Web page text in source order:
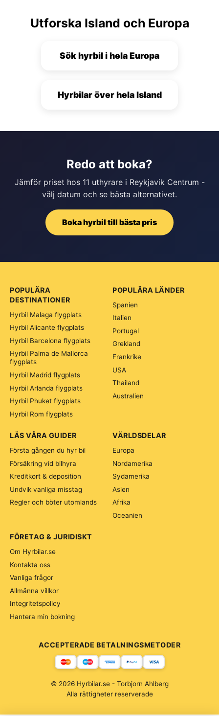
Utforska Island och Europa
Sök hyrbil i hela Europa
Hyrbilar över hela Island
Redo att boka?
Jämför priset hos 11 uthyrare i Reykjavik Centrum -
välj datum och se bästa alternativet.
Boka hyrbil till bästa pris
POPULÄRA
DESTINATIONER
Hyrbil Malaga flygplats
Hyrbil Alicante flygplats
Hyrbil Barcelona flygplats
Hyrbil Palma de Mallorca
flygplats
Hyrbil Madrid flygplats
Hyrbil Arlanda flygplats
Hyrbil Phuket flygplats
Hyrbil Rom flygplats
POPULÄRA LÄNDER
Spanien
Italien
Portugal
Grekland
Frankrike
USA
Thailand
Australien
VÄRLDSDELAR
Europa
Nordamerika
Sydamerika
Asien
Afrika
Oceanien
LÄS VÅRA GUIDER
Första gången du hyr bil
Försäkring vid bilhyra
Kreditkort & deposition
Undvik vanliga misstag
Regler och böter utomlands
FÖRETAG & JURIDISKT
Om Hyrbilar.se
Kontakta oss
Vanliga frågor
Allmänna villkor
Integritetspolicy
Hantera min bokning
ACCEPTERADE BETALNINGSMETODER
© 2026 Hyrbilar.se - Torbjorn Ahlberg
Alla rättigheter reserverade